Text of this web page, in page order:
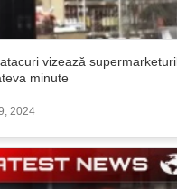
vizează
minute
2024